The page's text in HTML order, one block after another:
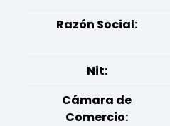
Razón Social:
Nit:
Cámara de
Comercio: